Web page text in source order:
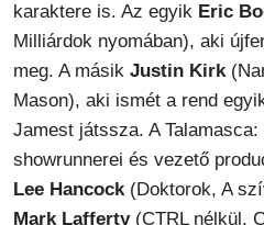
karaktere is. Az egyik Eric
Milliárdok nyomában), aki
meg. A másik Justin Kirk
Mason), aki ismét a rend
Jamest játssza. A
showrunnerei és vezető
Lee Hancock (Doktorok, A
Mark Lafferty (CTRL nélkül,